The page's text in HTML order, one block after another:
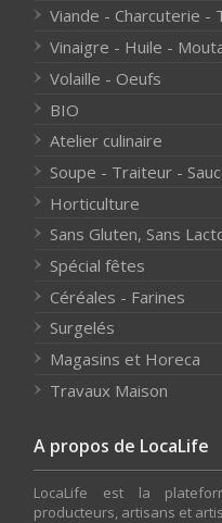
Viande - Charcuterie -
Vinaigre - Huile -
Volaille - Oeufs
BIO
Atelier culinaire
Soupe - Traiteur -
Horticulture
Sans Gluten, Sans
Spécial fêtes
Céréales - Farines
Surgelés
Magasins et Horeca
Travaux Maison
A propos de LocaLife
LocaLife est la
producteurs, artisans et